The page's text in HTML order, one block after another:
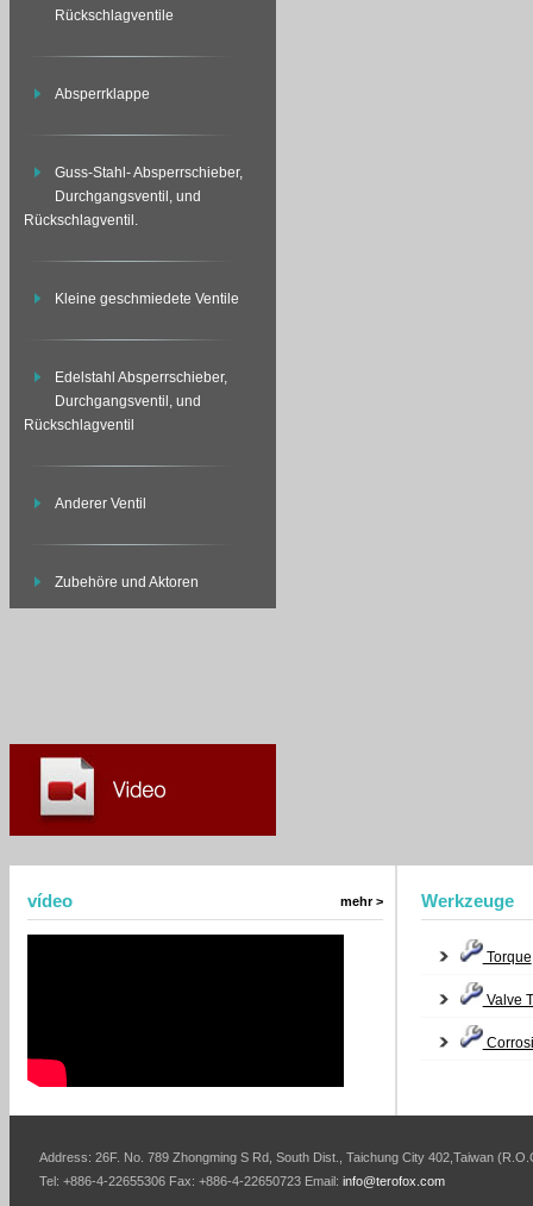
Rückschlagventile
Absperrklappe
Guss-Stahl- Absperrschieber,
Durchgangsventil, und
Rückschlagventil.
Kleine geschmiedete Ventile
Edelstahl Absperrschieber,
Durchgangsventil, und
Rückschlagventil
Anderer Ventil
Zubehöre und Aktoren
vídeo mehr > Werkzeuge
Torque
Valve
Address: 26F. No. 789 Zhongming S Rd, South Dist., Taichung City 402,Taiwan
Tel: +886-4-22655306 Fax: +886-4-22650723 Email: info@terofox.com